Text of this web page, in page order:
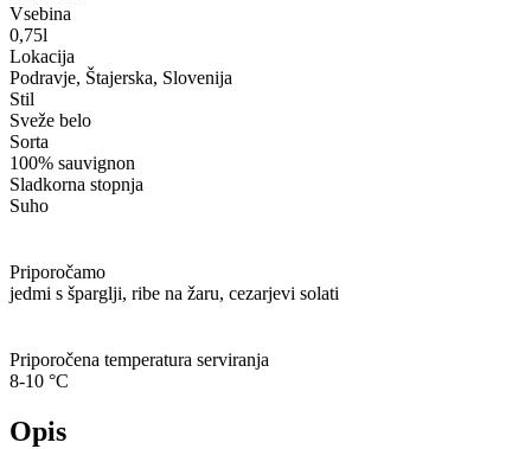
Vsebina
0,75l
Lokacija
Podravje, Štajerska, Slovenija
Stil
Sveže belo
Sorta
100% sauvignon
Sladkorna stopnja
Suho
Priporočamo
jedmi s šparglji, ribe na žaru, cezarjevi solati
Priporočena temperatura serviranja
8-10 °C
Opis